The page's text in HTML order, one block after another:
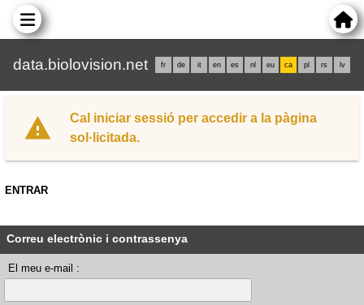
data.biolovision.net fr de it en es nl eu ca pl rs lv
Cal iniciar sessió per accedir a la pàgina
sol·licitada.
ENTRAR
Correu electrònic i contrassenya
El meu e-mail :